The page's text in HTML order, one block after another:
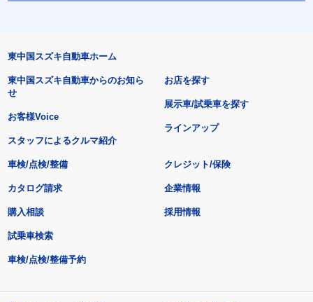
東中国スズキ自動車ホーム
東中国スズキ自動車からのお知ら
せ
お客様Voice
スタッフによるクルマ紹介
お店を探す
展示車/試乗車を探す
ラインアップ
車検/点検/整備 クレジット/保険
カタログ請求
購入相談
試乗車検索
車検/点検/整備予約
企業情報
採用情報